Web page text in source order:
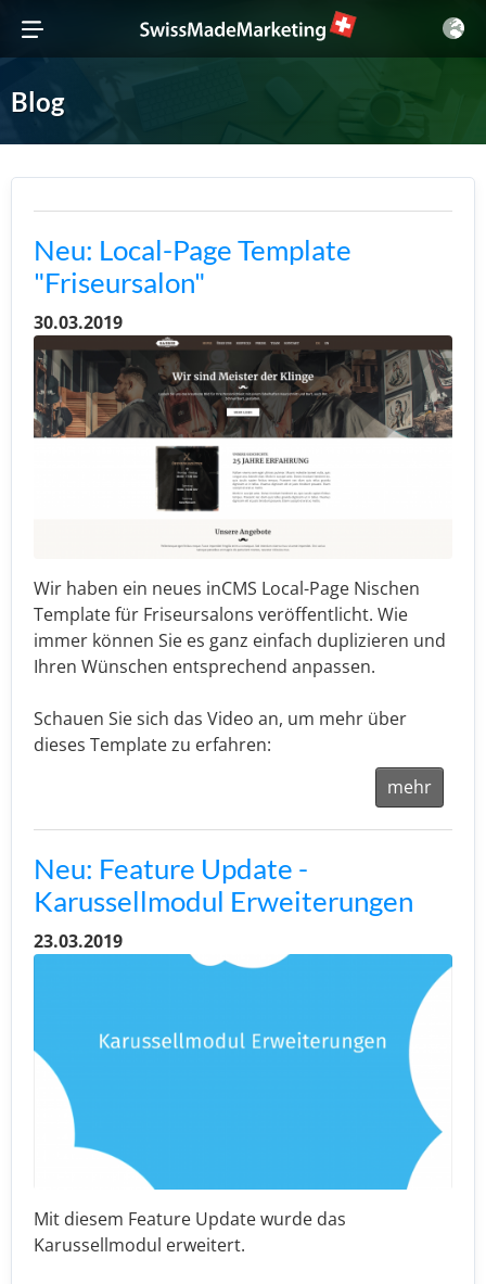
Blog
Neu: Local-Page Template
"Friseursalon"
30.03.2019
Wir haben ein neues inCMS Local-Page Nischen
Template für Friseursalons veröffentlicht. Wie
immer können Sie es ganz einfach duplizieren und
Ihren Wünschen entsprechend anpassen.
Schauen Sie sich das Video an, um mehr über
dieses Template zu erfahren:
mehr
Neu: Feature Update -
Karussellmodul Erweiterungen
23.03.2019
Mit diesem Feature Update wurde das
Karussellmodul erweitert.